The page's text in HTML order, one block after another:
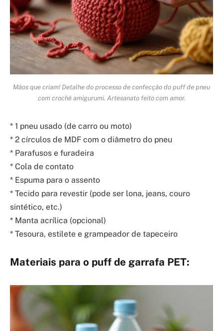
Mãos que criam! Detalhe do processo de confecção do puff de pneu
com crochê amigurumi. Artesanato feito com amor.
* 1 pneu usado (de carro ou moto)
* 2 círculos de MDF com o diâmetro do pneu
* Parafusos e furadeira
* Cola de contato
* Espuma para o assento
* Tecido para revestir (pode ser lona, jeans, couro
sintético, etc.)
* Manta acrílica (opcional)
* Tesoura, estilete e grampeador de tapeceiro
Materiais para o puff de garrafa PET: